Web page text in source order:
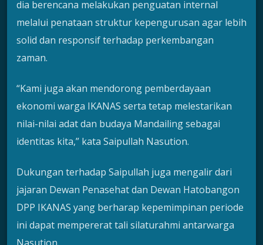
dia berencana melakukan penguatan internal
melalui penataan struktur kepengurusan agar lebih
solid dan responsif terhadap perkembangan
zaman.
“Kami juga akan mendorong pemberdayaan
ekonomi warga IKANAS serta tetap melestarikan
nilai-nilai adat dan budaya Mandailing sebagai
identitas kita,” kata Saipullah Nasution.
Dukungan terhadap Saipullah juga mengalir dari
jajaran Dewan Penasehat dan Dewan Hatobangon
DPP IKANAS yang berharap kepemimpinan periode
ini dapat mempererat tali silaturahmi antarwarga